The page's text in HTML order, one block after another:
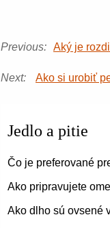
Previous: Aký je
Next: Ako si urobiť
Jedlo a pitie
Čo je preferované
Ako pripravujete
Ako dlho sú ovsené